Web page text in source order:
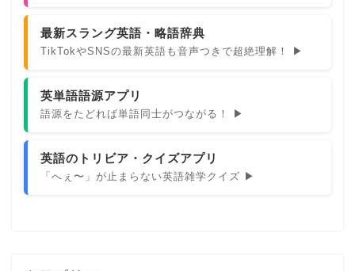
最新スラング英語・略語辞典
TikTokやSNSの最新英語も音声つきで超絶理解！ ▶
英単語語源アプリ
語源をたどれば単語同士がつながる！ ▶
英語のトリビア・クイズアプリ
「へぇ〜」が止まらない英語雑学クイズ ▶